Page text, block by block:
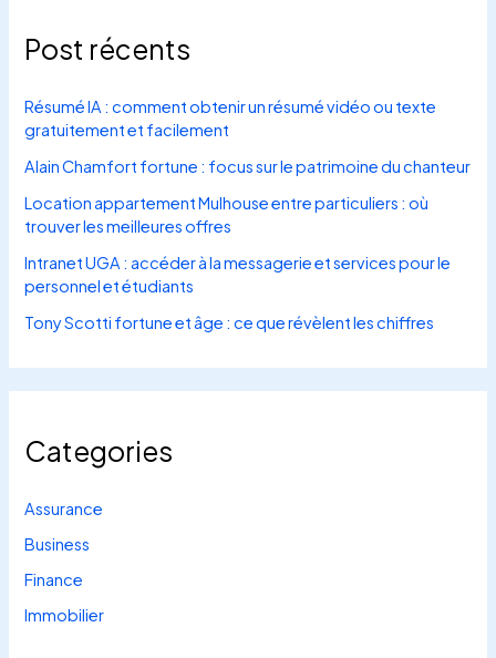
Post récents
Résumé IA : comment obtenir un résumé vidéo ou texte
gratuitement et facilement
Alain Chamfort fortune : focus sur le patrimoine du chanteur
Location appartement Mulhouse entre particuliers : où
trouver les meilleures offres
Intranet UGA : accéder à la messagerie et services pour le
personnel et étudiants
Tony Scotti fortune et âge : ce que révèlent les chiffres
Categories
Assurance
Business
Finance
Immobilier